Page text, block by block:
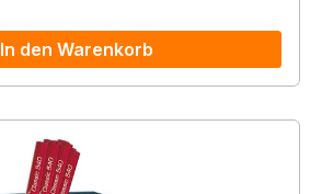
In den Warenkorb